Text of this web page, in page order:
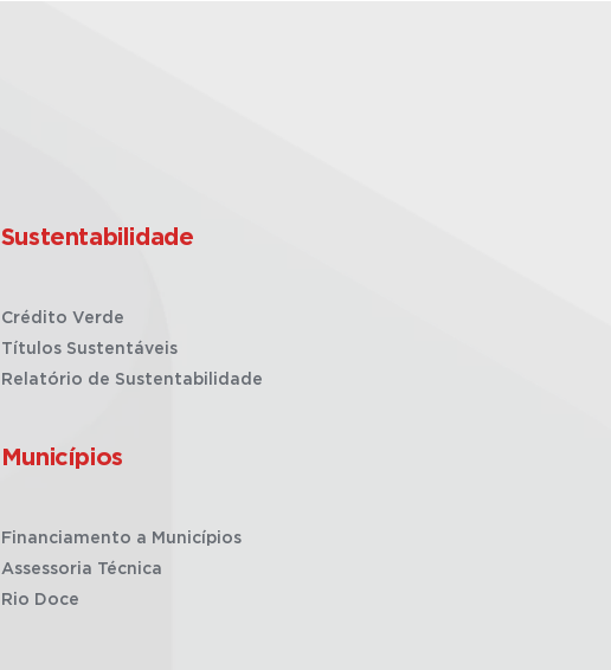
Sustentabilidade
Crédito Verde
Títulos Sustentáveis
Relatório de Sustentabilidade
Municípios
Financiamento a Municípios
Assessoria Técnica
Rio Doce